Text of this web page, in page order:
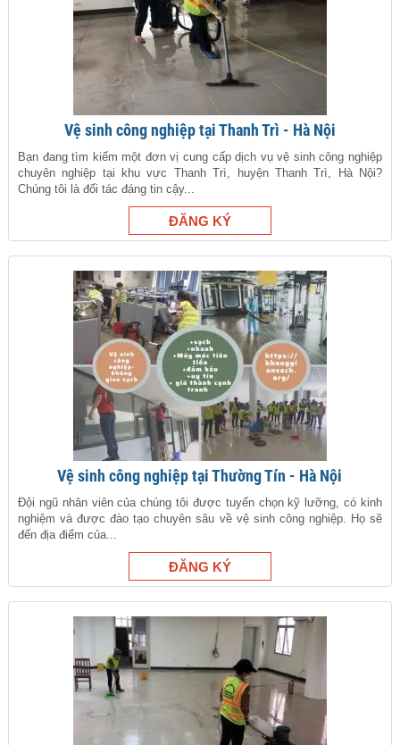
Vệ sinh công nghiệp tại Thanh Trì - Hà Nội
Bạn đang tìm kiếm một đơn vị cung cấp dịch vụ vệ sinh công nghiệp
chuyên nghiệp tại khu vực Thanh Trì, huyện Thanh Trì, Hà Nội?
Chúng tôi là đối tác đáng tin cậy...
Vệ sinh công nghiệp tại Thường Tín - Hà Nội
Đội ngũ nhân viên của chúng tôi được tuyển chọn kỹ lưỡng, có kinh
nghiệm và được đào tạo chuyên sâu về vệ sinh công nghiệp. Họ sẽ
đến địa điểm của...